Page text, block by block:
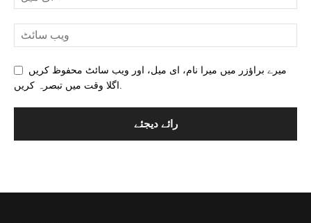
میرے براؤزر میں میرا نام، ای میل، اور ویب سائٹ محفوظ کریں
اگلا وقت میں تبصرہ کریں.